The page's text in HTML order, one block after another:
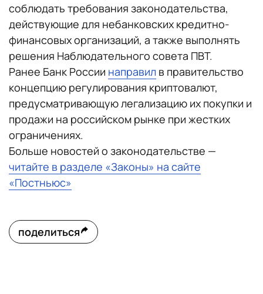
соблюдать требования законодательства,
действующие для небанковских кредитно-
финансовых организаций, а также выполнять
решения Наблюдательного совета ПВТ.
Ранее Банк России направил в правительство
концепцию регулирования криптовалют,
предусматривающую легализацию их покупки и
продажи на российском рынке при жестких
ограничениях.
Больше новостей о законодательстве —
читайте в разделе «Законы» на сайте
«Постньюс»
поделиться